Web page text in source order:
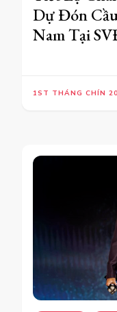
Dự Đón
Nam Tại
1ST THÁNG CHÍN